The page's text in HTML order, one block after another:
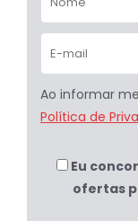
Ao informar
Política de
Eu
ofertas